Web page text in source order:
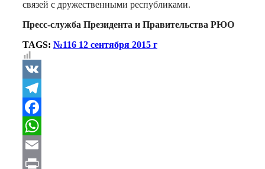
связей с дружественными республиками.
Пресс-служба Президента и Правительства РЮО
TAGS: №116 12 сентября 2015 г
VK
Telegram
Facebook
WhatsApp
Email